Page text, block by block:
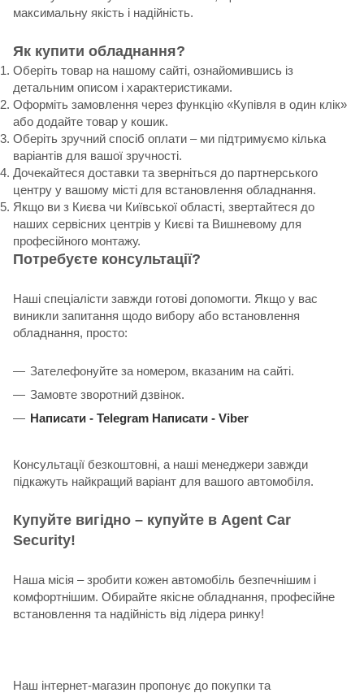
максимальну якість і надійність.
Як купити обладнання?
Оберіть товар на нашому сайті, ознайомившись із
детальним описом і характеристиками.
Оформіть замовлення через функцію «Купівля в один клік»
або додайте товар у кошик.
Оберіть зручний спосіб оплати – ми підтримуємо кілька
варіантів для вашої зручності.
Дочекайтеся доставки та зверніться до партнерського
центру у вашому місті для встановлення обладнання.
Якщо ви з Києва чи Київської області, звертайтеся до
наших сервісних центрів у Києві та Вишневому для
професійного монтажу.
Потребуєте консультації?
Наші спеціалісти завжди готові допомогти. Якщо у вас
виникли запитання щодо вибору або встановлення
обладнання, просто:
Зателефонуйте за номером, вказаним на сайті.
Замовте зворотний дзвінок.
Написати - Telegram Написати - Viber
Консультації безкоштовні, а наші менеджери завжди
підкажуть найкращий варіант для вашого автомобіля.
Купуйте вигідно – купуйте в Agent Car
Security!
Наша місія – зробити кожен автомобіль безпечнішим і
комфортнішим. Обирайте якісне обладнання, професійне
встановлення та надійність від лідера ринку!
Наш інтернет-магазин пропонує до покупки та